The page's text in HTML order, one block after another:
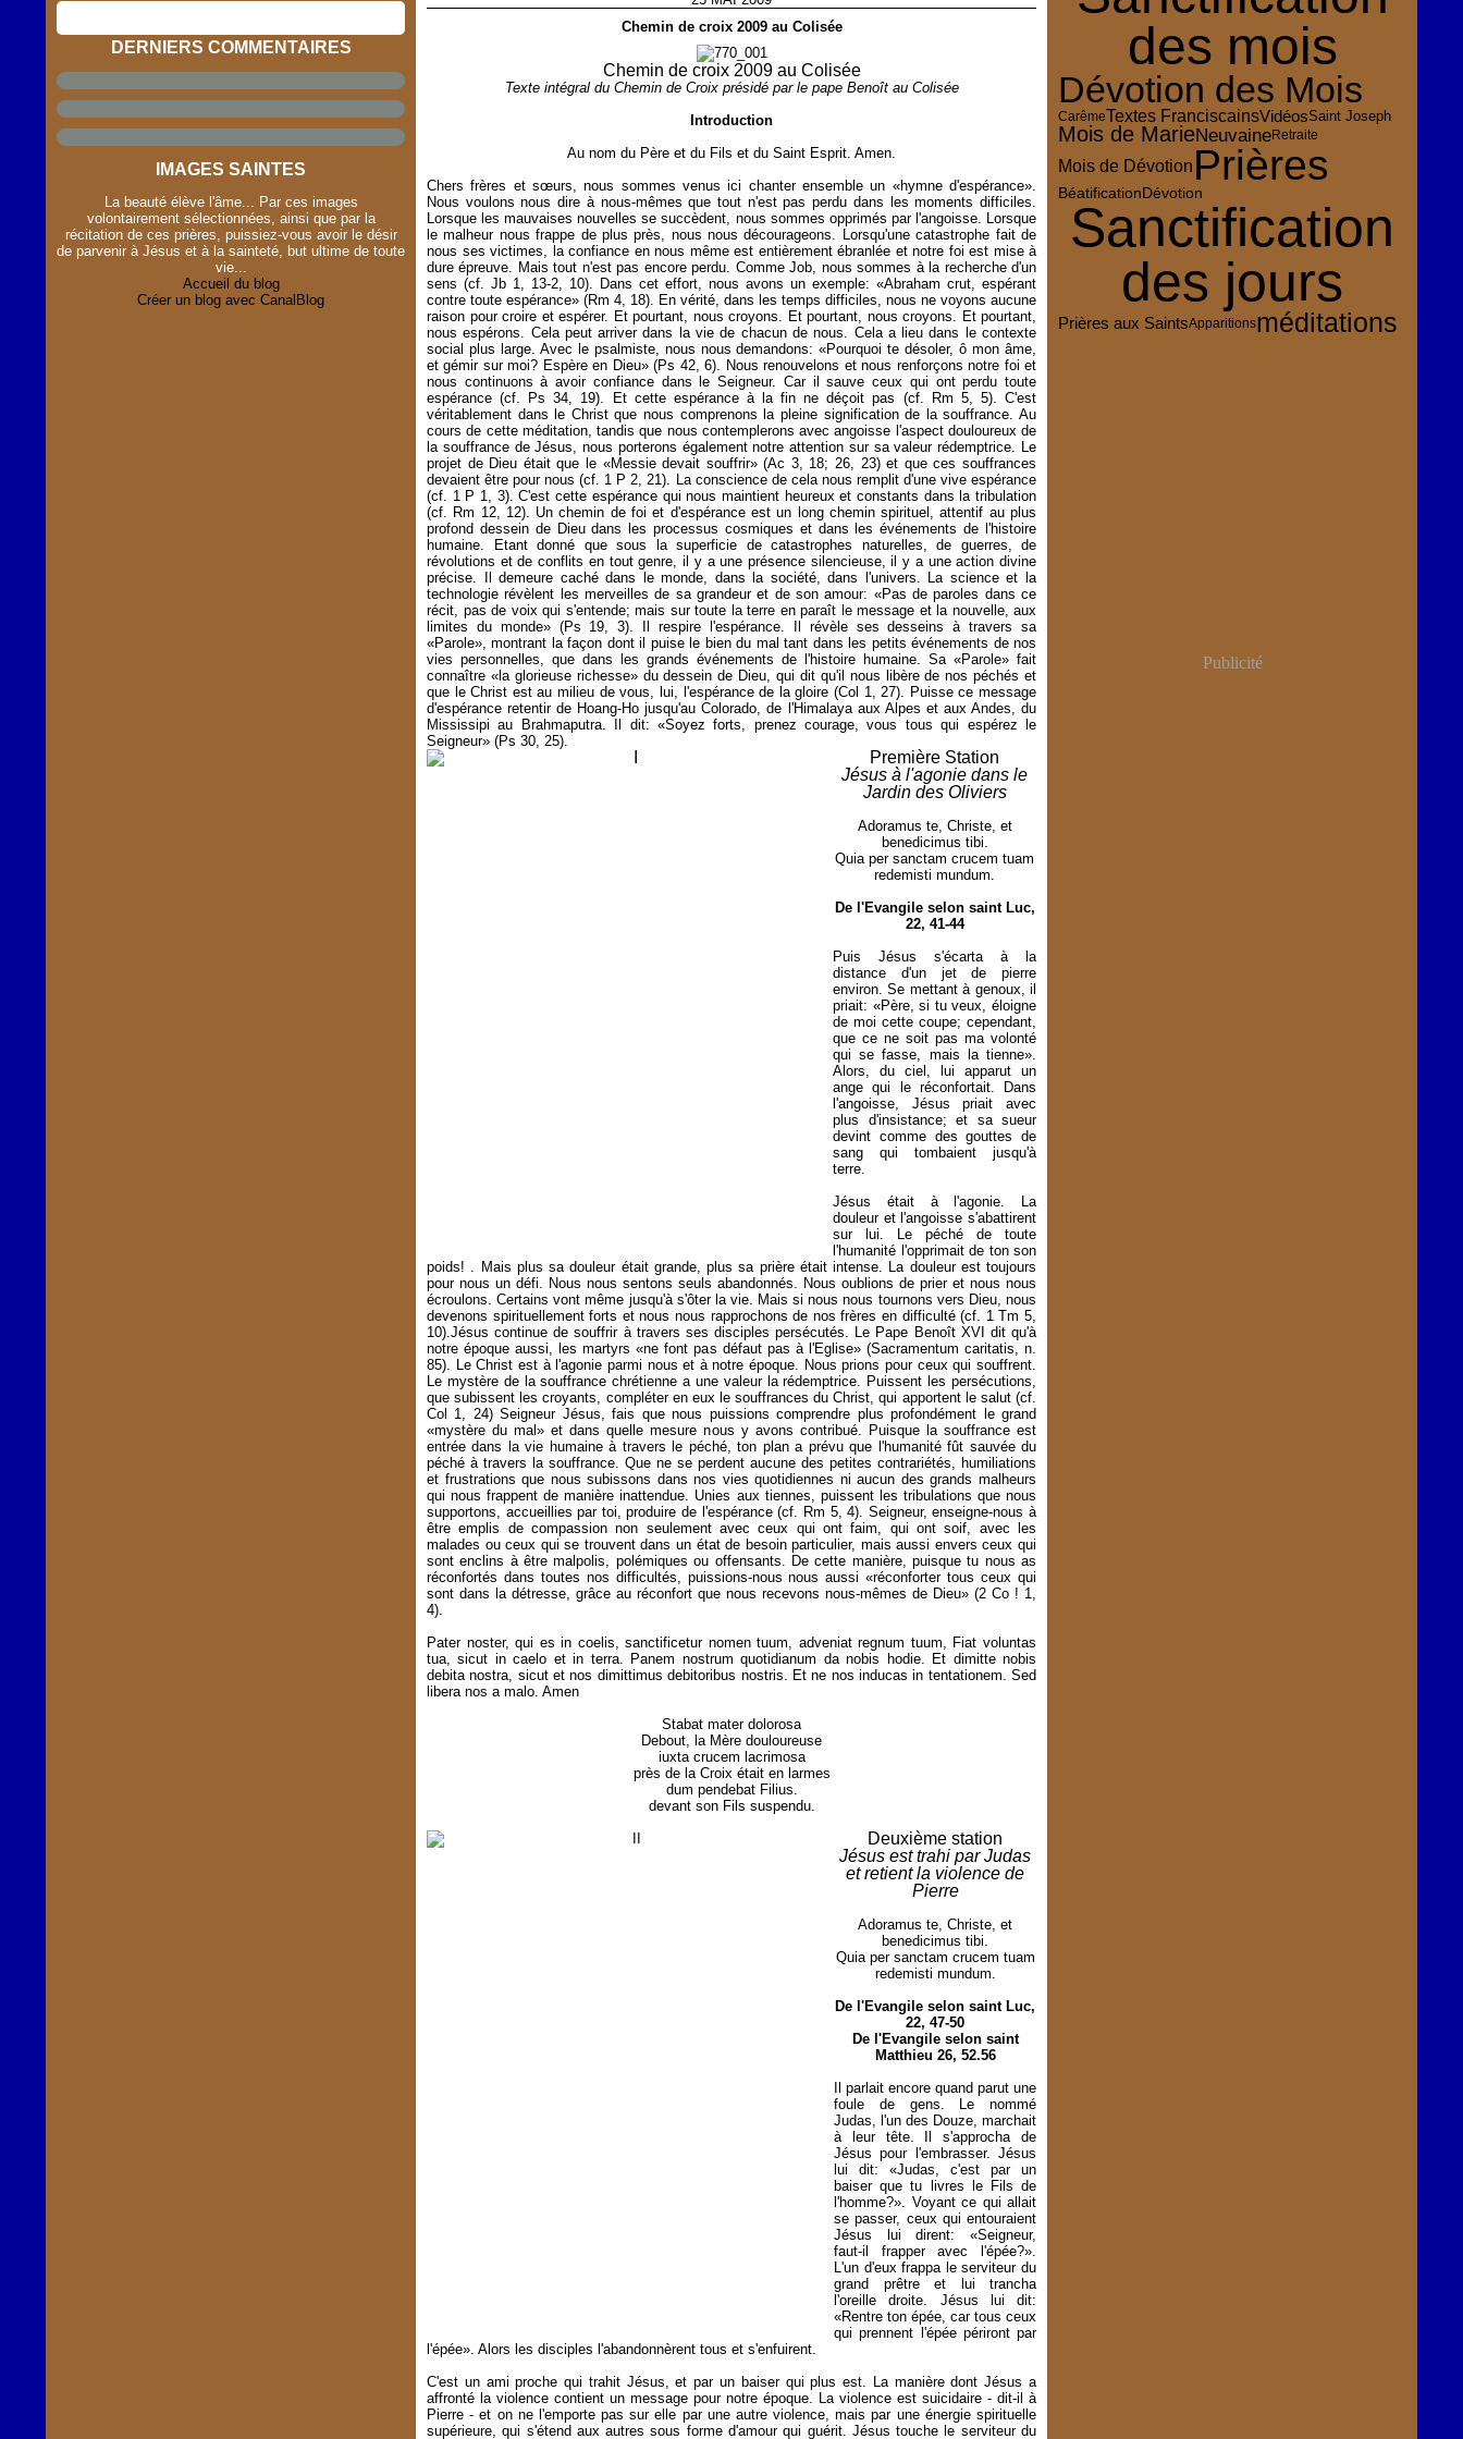
DERNIERS COMMENTAIRES
IMAGES SAINTES
La beauté élève l'âme... Par ces images
volontairement sélectionnées, ainsi que par la
récitation de ces prières, puissiez-vous avoir le désir
de parvenir à Jésus et à la sainteté, but ultime de toute
vie...
Accueil du blog
Créer un blog avec CanalBlog
Chemin de croix 2009 au Colisée
Chemin de croix 2009 au Colisée
Texte intégral du Chemin de Croix présidé par le pape Benoît au Colisée
Introduction
Au nom du Père et du Fils et du Saint Esprit. Amen.
Chers frères et sœurs, nous sommes venus ici chanter ensemble un «hymne d'espérance».
Nous voulons nous dire à nous-mêmes que tout n'est pas perdu dans les moments difficiles.
Lorsque les mauvaises nouvelles se succèdent, nous sommes opprimés par l'angoisse. Lorsque
le malheur nous frappe de plus près, nous nous décourageons. Lorsqu'une catastrophe fait de
nous ses victimes, la confiance en nous même est entièrement ébranlée et notre foi est mise à
dure épreuve. Mais tout n'est pas encore perdu. Comme Job, nous sommes à la recherche d'un
sens (cf. Jb 1, 13-2, 10). Dans cet effort, nous avons un exemple: «Abraham crut, espérant
contre toute espérance» (Rm 4, 18). En vérité, dans les temps difficiles, nous ne voyons aucune
raison pour croire et espérer. Et pourtant, nous croyons. Et pourtant, nous croyons. Et pourtant,
nous espérons. Cela peut arriver dans la vie de chacun de nous. Cela a lieu dans le contexte
social plus large. Avec le psalmiste, nous nous demandons: «Pourquoi te désoler, ô mon âme,
et gémir sur moi? Espère en Dieu» (Ps 42, 6). Nous renouvelons et nous renforçons notre foi et
nous continuons à avoir confiance dans le Seigneur. Car il sauve ceux qui ont perdu toute
espérance (cf. Ps 34, 19). Et cette espérance à la fin ne déçoit pas (cf. Rm 5, 5). C'est
véritablement dans le Christ que nous comprenons la pleine signification de la souffrance. Au
cours de cette méditation, tandis que nous contemplerons avec angoisse l'aspect douloureux de
la souffrance de Jésus, nous porterons également notre attention sur sa valeur rédemptrice. Le
projet de Dieu était que le «Messie devait souffrir» (Ac 3, 18; 26, 23) et que ces souffrances
devaient être pour nous (cf. 1 P 2, 21). La conscience de cela nous remplit d'une vive espérance
(cf. 1 P 1, 3). C'est cette espérance qui nous maintient heureux et constants dans la tribulation
(cf. Rm 12, 12). Un chemin de foi et d'espérance est un long chemin spirituel, attentif au plus
profond dessein de Dieu dans les processus cosmiques et dans les événements de l'histoire
humaine. Etant donné que sous la superficie de catastrophes naturelles, de guerres, de
révolutions et de conflits en tout genre, il y a une présence silencieuse, il y a une action divine
précise. Il demeure caché dans le monde, dans la société, dans l'univers. La science et la
technologie révèlent les merveilles de sa grandeur et de son amour: «Pas de paroles dans ce
récit, pas de voix qui s'entende; mais sur toute la terre en paraît le message et la nouvelle, aux
limites du monde» (Ps 19, 3). Il respire l'espérance. Il révèle ses desseins à travers sa
«Parole», montrant la façon dont il puise le bien du mal tant dans les petits événements de nos
vies personnelles, que dans les grands événements de l'histoire humaine. Sa «Parole» fait
connaître «la glorieuse richesse» du dessein de Dieu, qui dit qu'il nous libère de nos péchés et
que le Christ est au milieu de vous, lui, l'espérance de la gloire (Col 1, 27). Puisse ce message
d'espérance retentir de Hoang-Ho jusqu'au Colorado, de l'Himalaya aux Alpes et aux Andes, du
Mississipi au Brahmaputra. Il dit: «Soyez forts, prenez courage, vous tous qui espérez le
Seigneur» (Ps 30, 25).
Première Station
Jésus à l'agonie dans le
Jardin des Oliviers
Adoramus te, Christe, et
benedicimus tibi.
Quia per sanctam crucem tuam
redemisti mundum.
De l'Evangile selon saint Luc,
22, 41-44
Puis Jésus s'écarta à la
distance d'un jet de pierre
environ. Se mettant à genoux, il
priait: «Père, si tu veux, éloigne
de moi cette coupe; cependant,
que ce ne soit pas ma volonté
qui se fasse, mais la tienne».
Alors, du ciel, lui apparut un
ange qui le réconfortait. Dans
l'angoisse, Jésus priait avec
plus d'insistance; et sa sueur
devint comme des gouttes de
sang qui tombaient jusqu'à
terre.
Jésus était à l'agonie. La
douleur et l'angoisse s'abattirent
sur lui. Le péché de toute
l'humanité l'opprimait de ton son
poids! . Mais plus sa douleur était grande, plus sa prière était intense. La douleur est toujours
pour nous un défi. Nous nous sentons seuls abandonnés. Nous oublions de prier et nous nous
écroulons. Certains vont même jusqu'à s'ôter la vie. Mais si nous nous tournons vers Dieu, nous
devenons spirituellement forts et nous nous rapprochons de nos frères en difficulté (cf. 1 Tm 5,
10).Jésus continue de souffrir à travers ses disciples persécutés. Le Pape Benoît XVI dit qu'à
notre époque aussi, les martyrs «ne font pas défaut pas à l'Eglise» (Sacramentum caritatis, n.
85). Le Christ est à l'agonie parmi nous et à notre époque. Nous prions pour ceux qui souffrent.
Le mystère de la souffrance chrétienne a une valeur la rédemptrice. Puissent les persécutions,
que subissent les croyants, compléter en eux le souffrances du Christ, qui apportent le salut (cf.
Col 1, 24) Seigneur Jésus, fais que nous puissions comprendre plus profondément le grand
«mystère du mal» et dans quelle mesure nous y avons contribué. Puisque la souffrance est
entrée dans la vie humaine à travers le péché, ton plan a prévu que l'humanité fût sauvée du
péché à travers la souffrance. Que ne se perdent aucune des petites contrariétés, humiliations
et frustrations que nous subissons dans nos vies quotidiennes ni aucun des grands malheurs
qui nous frappent de manière inattendue. Unies aux tiennes, puissent les tribulations que nous
supportons, accueillies par toi, produire de l'espérance (cf. Rm 5, 4). Seigneur, enseigne-nous à
être emplis de compassion non seulement avec ceux qui ont faim, qui ont soif, avec les
malades ou ceux qui se trouvent dans un état de besoin particulier, mais aussi envers ceux qui
sont enclins à être malpolis, polémiques ou offensants. De cette manière, puisque tu nous as
réconfortés dans toutes nos difficultés, puissions-nous nous aussi «réconforter tous ceux qui
sont dans la détresse, grâce au réconfort que nous recevons nous-mêmes de Dieu» (2 Co ! 1,
4).
Pater noster, qui es in coelis, sanctificetur nomen tuum, adveniat regnum tuum, Fiat voluntas
tua, sicut in caelo et in terra. Panem nostrum quotidianum da nobis hodie. Et dimitte nobis
debita nostra, sicut et nos dimittimus debitoribus nostris. Et ne nos inducas in tentationem. Sed
libera nos a malo. Amen
Stabat mater dolorosa
Debout, la Mère douloureuse
iuxta crucem lacrimosa
près de la Croix était en larmes
dum pendebat Filius.
devant son Fils suspendu.
Deuxième station
Jésus est trahi par Judas
et retient la violence de
Pierre
Adoramus te, Christe, et
benedicimus tibi.
Quia per sanctam crucem tuam
redemisti mundum.
De l'Evangile selon saint Luc,
22, 47-50
De l'Evangile selon saint
Matthieu 26, 52.56
Il parlait encore quand parut une
foule de gens. Le nommé
Judas, l'un des Douze, marchait
à leur tête. Il s'approcha de
Jésus pour l'embrasser. Jésus
lui dit: «Judas, c'est par un
baiser que tu livres le Fils de
l'homme?». Voyant ce qui allait
se passer, ceux qui entouraient
Jésus lui dirent: «Seigneur,
faut-il frapper avec l'épée?».
L'un d'eux frappa le serviteur du
grand prêtre et lui trancha
l'oreille droite. Jésus lui dit:
«Rentre ton épée, car tous ceux
qui prennent l'épée périront par
l'épée». Alors les disciples l'abandonnèrent tous et s'enfuirent.
C'est un ami proche qui trahit Jésus, et par un baiser qui plus est. La manière dont Jésus a
affronté la violence contient un message pour notre époque. La violence est suicidaire - dit-il à
Pierre - et on ne l'emporte pas sur elle par une autre violence, mais par une énergie spirituelle
supérieure, qui s'étend aux autres sous forme d'amour qui guérit. Jésus touche le serviteur du
des mois
Dévotion des Mois
CarêmeTextes FranciscainsVidéosSaint Joseph
Mois de MarieNeuvaineRetraite
Mois de Dévotion Prières
BéatificationDévotion
Sanctification
des jours
Prières aux SaintsApparitionsméditations
Publicité